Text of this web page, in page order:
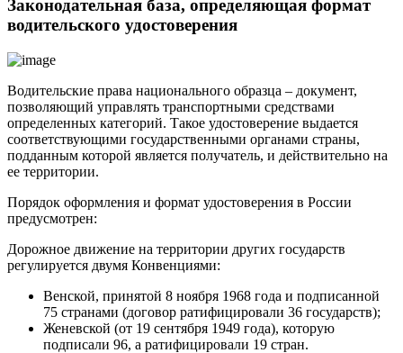
Законодательная база, определяющая формат
водительского удостоверения
Водительские права национального образца – документ,
позволяющий управлять транспортными средствами
определенных категорий. Такое удостоверение выдается
соответствующими государственными органами страны,
подданным которой является получатель, и действительно на
ее территории.
Порядок оформления и формат удостоверения в России
предусмотрен:
Дорожное движение на территории других государств
регулируется двумя Конвенциями:
Венской, принятой 8 ноября 1968 года и подписанной
75 странами (договор ратифицировали 36 государств);
Женевской (от 19 сентября 1949 года), которую
подписали 96, а ратифицировали 19 стран.